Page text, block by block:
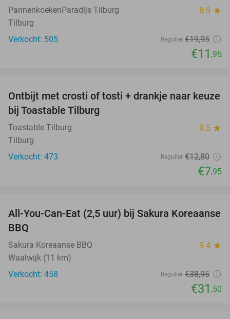
PannenkoekenParadijs Tilburg 8.9 star
Tilburg
Verkocht: 505
Regulier €19,95
€11 ,95
38%
Ontbijt met crosti of tosti + drankje naar keuze
bij Toastable Tilburg
Toastable Tilburg 9.5 star
Tilburg
Verkocht: 473
Regulier €12,80
€7,95
19%
All-You-Can-Eat (2,5 uur) bij Sakura Koreaanse
BBQ
Sakura Koreaanse BBQ 9.4 star
Waalwijk (11 km)
Verkocht: 458
Regulier €38,95
€31 ,50